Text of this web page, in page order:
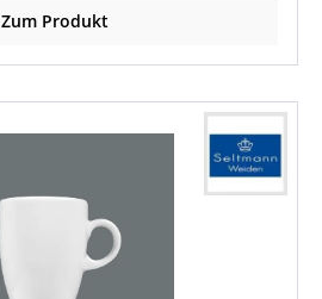
Zum Produkt